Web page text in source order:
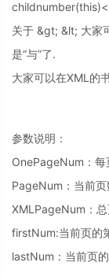
关于 &gt; &lt; 大家
是“与”了.
大家可以在XML的
参数说明：
OnePageNum：每
PageNum：当前页
XMLPageNum：总
firstNum:当前页的
lastNum：当前页